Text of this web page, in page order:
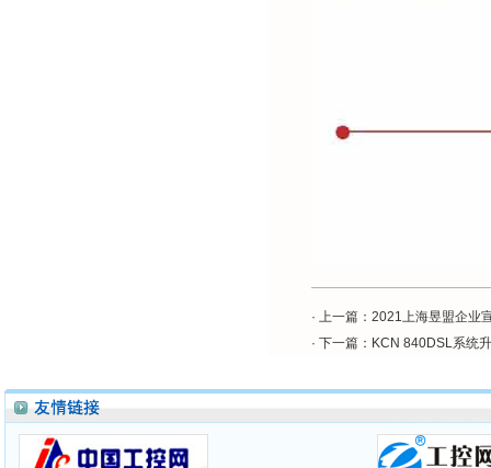
· 上一篇： 2021上海昱盟企业
· 下一篇： KCN 840DSL系统